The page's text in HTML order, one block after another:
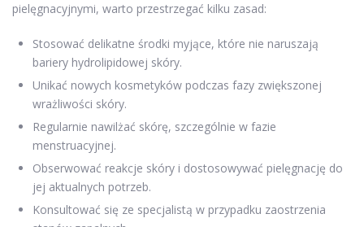
pielęgnacyjnymi, warto przestrzegać kilku zasad:
Stosować delikatne środki myjące, które nie naruszają
bariery hydrolipidowej skóry.
Unikać nowych kosmetyków podczas fazy zwiększonej
wrażliwości skóry.
Regularnie nawilżać skórę, szczególnie w fazie
menstruacyjnej.
Obserwować reakcje skóry i dostosowywać pielęgnację do
jej aktualnych potrzeb.
Konsultować się ze specjalistą w przypadku zaostrzenia